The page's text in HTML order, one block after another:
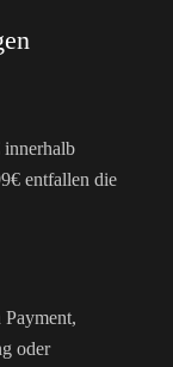
innerhalb
entfallen die
Payment,
oder